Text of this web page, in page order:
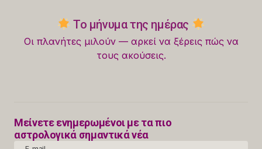
Το μήνυμα της ημέρας
Οι πλανήτες μιλούν — αρκεί να ξέρεις πώς να
τους ακούσεις.
Μείνετε ενημερωμένοι με τα πιο
αστρολογικά σημαντικά νέα